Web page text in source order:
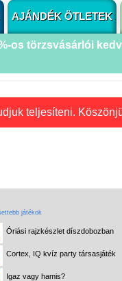
AJÁNDÉK ÖTLETEK
os törzsvásárlói
teljesíteni.
játékok
Óriási rajzkészlet díszdobozban
Cortex, IQ kvíz party társasjáték
Igaz vagy hamis?